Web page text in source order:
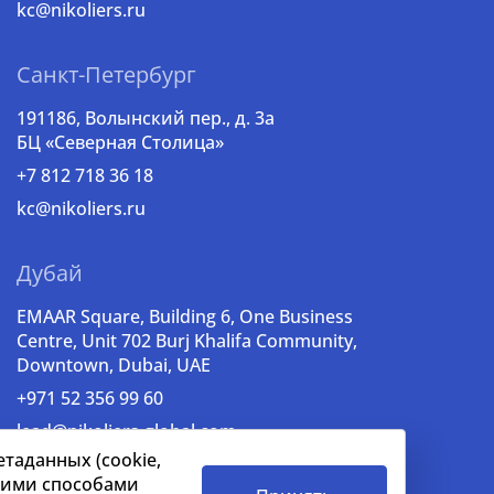
kc@nikoliers.ru
Санкт-Петербург
191186, Волынский пер., д. 3a
БЦ «Северная Столица»
+7 812 718 36 18
kc@nikoliers.ru
Дубай
EMAAR Square, Building 6, One Business
Centre, Unit 702 Burj Khalifa Community,
Downtown, Dubai, UAE
+971 52 356 99 60
lead@nikoliers-global.com
(cookie,
способами